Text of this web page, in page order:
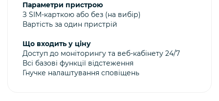
Параметри пристрою
З SIM-карткою або без (на вибір)
Вартість за один пристрій
Що входить у ціну
Доступ до моніторингу та веб-кабінету 24/7
Всі базові функції відстеження
Гнучке налаштування сповіщень